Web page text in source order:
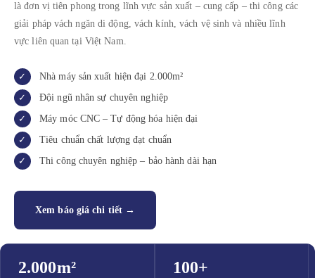
là đơn vị tiên phong trong lĩnh vực sản xuất – cung cấp – thi công các
giải pháp vách ngăn di động, vách kính, vách vệ sinh và nhiều lĩnh
vực liên quan tại Việt Nam.
Nhà máy sản xuất hiện đại 2.000m²
Đội ngũ nhân sự chuyên nghiệp
Máy móc CNC – Tự động hóa hiện đại
Tiêu chuẩn chất lượng đạt chuẩn
Thi công chuyên nghiệp – bảo hành dài hạn
Xem báo giá chi tiết →
2.000m² 100+